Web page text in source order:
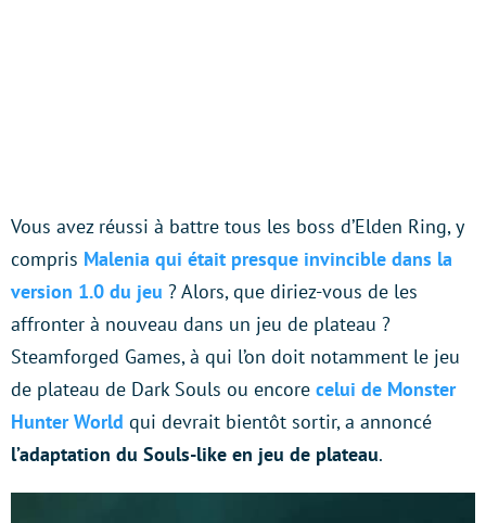
Vous avez réussi à battre tous les boss d’Elden Ring, y
compris Malenia qui était presque invincible dans la
version 1.0 du jeu ? Alors, que diriez-vous de les
affronter à nouveau dans un jeu de plateau ?
Steamforged Games, à qui l’on doit notamment le jeu
de plateau de Dark Souls ou encore celui de Monster
Hunter World qui devrait bientôt sortir, a annoncé
l’adaptation du Souls-like en jeu de plateau.